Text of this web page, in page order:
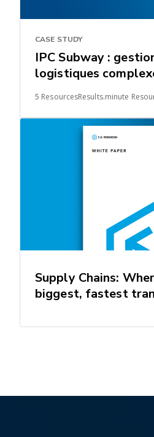
CASE STUDY
IPC Subway :
logistiques
5 ResourcesResults.minute
Supply Chains:
biggest, fastest